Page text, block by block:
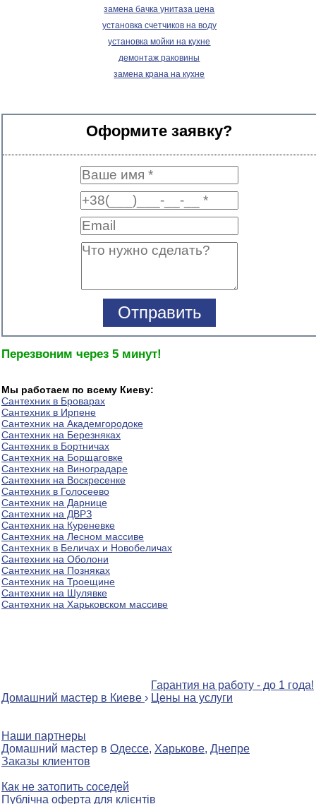
замена бачка унитаза цена
установка счетчиков на воду
установка мойки на кухне
демонтаж раковины
замена крана на кухне
Оформите заявку?
Перезвоним через 5 минут!
Мы работаем по всему Киеву:
Сантехник в Броварах
Сантехник в Ирпене
Сантехник на Академгородоке
Сантехник на Березняках
Сантехник в Бортничах
Сантехник на Борщаговке
Сантехник на Виноградаре
Сантехник на Воскресенке
Сантехник в Голосеево
Сантехник на Дарнице
Сантехник на ДВРЗ
Сантехник на Куреневке
Сантехник на Лесном массиве
Сантехник в Беличах и Новобеличах
Сантехник на Оболони
Сантехник на Позняках
Сантехник на Троещине
Сантехник на Шулявке
Сантехник на Харьковском массиве
Домашний мастер в Киеве ›
Гарантия на работу - до 1 года!
Цены на услуги
Наши партнеры
Домашний мастер в Одессе, Харькове, Днепре
Заказы клиентов
Как не затопить соседей
Публічна оферта для клієнтів